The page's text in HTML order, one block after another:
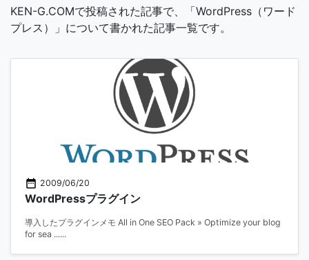
KEN-G.COMで投稿された記事で、「WordPress（ワード
プレス）」について書かれた記事一覧です。
2009/06/20
WordPressプラグイン
導入したプラグインメモ All in One SEO Pack » Optimize your blog
for sea ......